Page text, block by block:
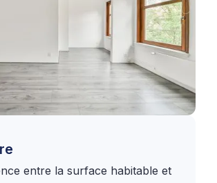
entre la surface habitable et